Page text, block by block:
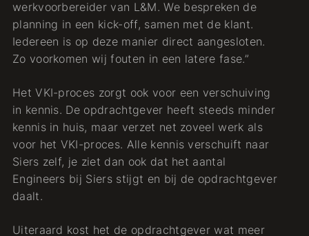
werkvoorbereider van L&M. We bespreken de
planning in een kick-off, samen met de klant.
Iedereen is op deze manier direct aangesloten.
Zo voorkomen wij fouten in een latere fase.”
Het VKI-proces zorgt ook voor een verschuiving
in kennis. De opdrachtgever heeft steeds minder
kennis in huis, maar verzet net zoveel werk als
voor het VKI-proces. Alle kennis verschuift naar
Siers zelf, je ziet dan ook dat het aantal
Engineers bij Siers stijgt en bij de opdrachtgever
daalt.
Uiteraard kost het de opdrachtgever wat meer